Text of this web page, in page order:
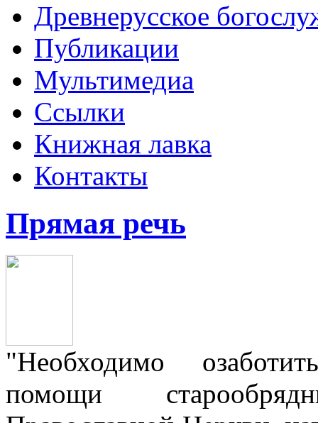
Древнерусское
Публикации
Мультимедиа
Ссылки
Книжная лавка
Контакты
Прямая речь
"Необходимо
помощи